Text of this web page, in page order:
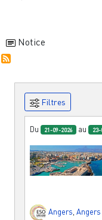
Notice
Filtres
Du 21-09-2026 au 23-
Angers, Angers